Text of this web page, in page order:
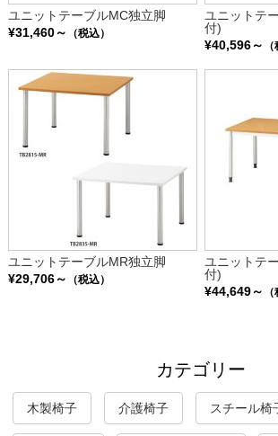
ユニットテーブルMC独立脚
¥31,460～
（税込）
ユニットテ
付)
¥40,596～
ユニットテーブルMR独立脚
¥29,706～
（税込）
ユニットテ
付)
¥44,649～
カテゴリー
木製椅子 介護椅子 スチール椅